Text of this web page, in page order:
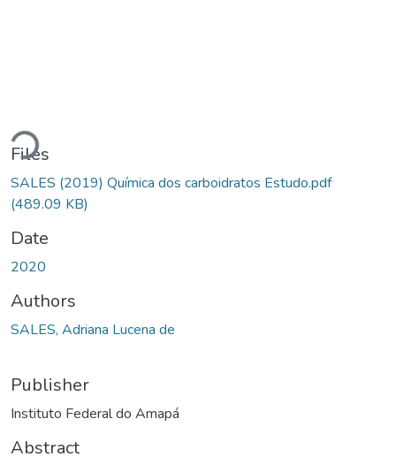
Files
SALES (2019) Química dos carboidratos Estudo.pdf
(489.09 KB)
Date
2020
Authors
SALES, Adriana Lucena de
Publisher
Instituto Federal do Amapá
Abstract